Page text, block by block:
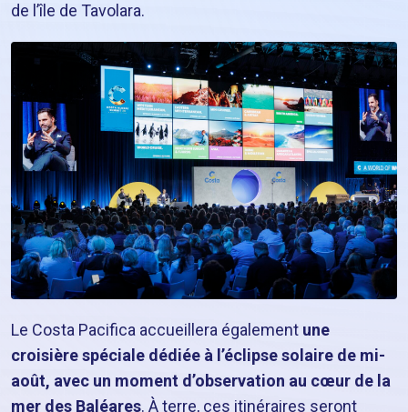
de l’île de Tavolara.
Le Costa Pacifica accueillera également une
croisière spéciale dédiée à l’éclipse solaire de mi-
août, avec un moment d’observation au cœur de la
mer des Baléares. À terre, ces itinéraires seront